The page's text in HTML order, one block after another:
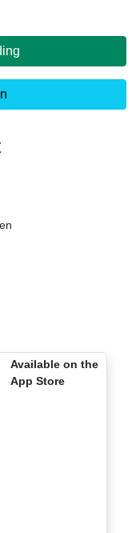
Available on the
App Store